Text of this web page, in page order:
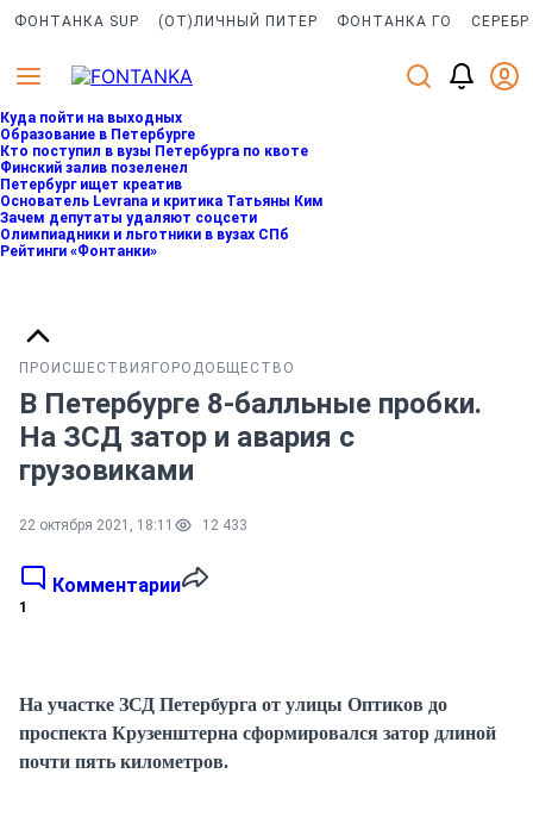
ФОНТАНКА SUP (ОТ)ЛИЧНЫЙ ПИТЕР ФОНТАНКА ГО
Куда пойти на выходных
Образование в Петербурге
Кто поступил в вузы Петербурга по квоте
Финский залив позеленел
Петербург ищет креатив
Основатель Levrana и критика Татьяны Ким
Зачем депутаты удаляют соцсети
Олимпиадники и льготники в вузах СПб
Рейтинги «Фонтанки»
ПРОИСШЕСТВИЯ ГОРОДОБЩЕСТВО
В Петербурге 8-балльные пробки.
На ЗСД затор и авария с
грузовиками
22 октября 2021, 18:11 12 433
Комментарии
1
На участке ЗСД Петербурга от улицы Оптиков до
проспекта Крузенштерна сформировался затор длиной
почти пять километров.